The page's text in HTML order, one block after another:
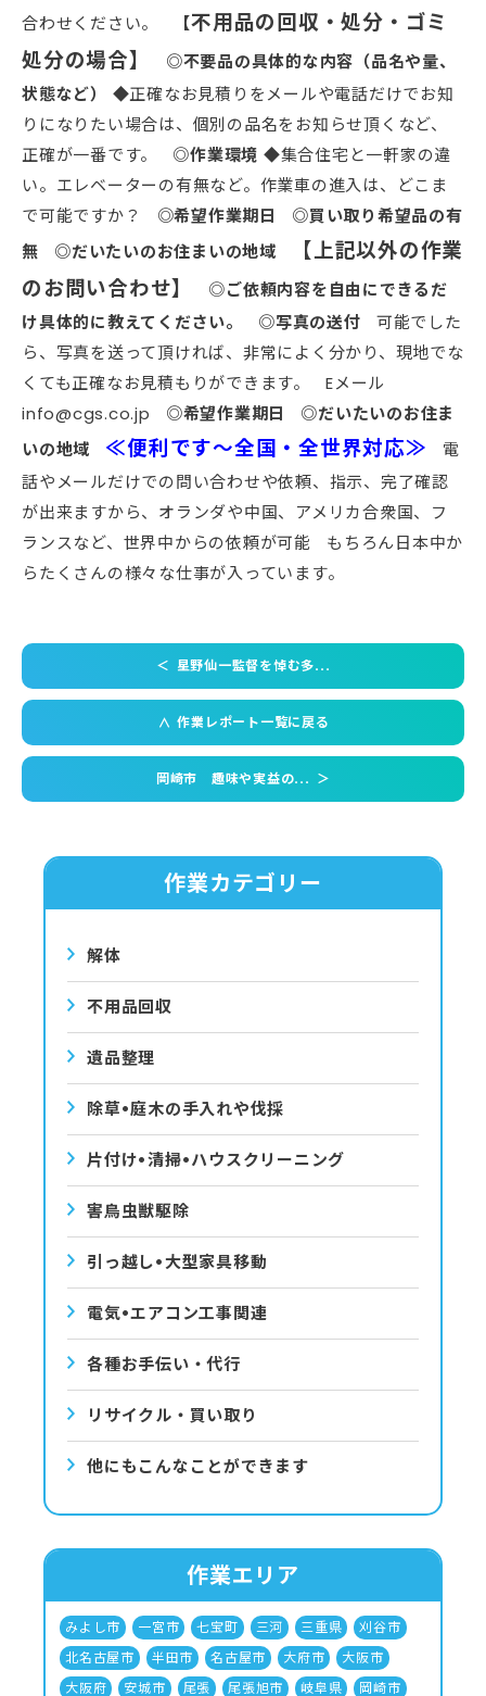
合わせください。
【不用品の回収・処分・ゴミ
処分の場合】
◎不要品の具体的な内容（品名や量、
状態など）
◆正確なお見積りをメールや電話だけでお知
りになりたい場合は、個別の品名をお知らせ頂くなど、
正確が一番です。 ◎作業環境 ◆集合住宅と一軒家の違
い。エレベーターの有無など。作業車の進入は、どこま
で可能ですか？ ◎希望作業期日
◎買い取り希望品の有
無
◎だいたいのお住まいの地域
【上記以外の作業
のお問い合わせ】
◎ご依頼内容を自由にできるだ
け具体的に教えてください。
◎写真の送付 可能でした
ら、写真を送って頂ければ、非常によく分かり、現地でな
くても正確なお見積もりができます。 Eメール
info@cgs.co.jp ◎希望作業期日
◎だいたいのお住ま
いの地域
≪便利です～全国・全世界対応≫ 電
話やメールだけでの問い合わせや依頼、指示、完了確認
が出来ますから、オランダや中国、アメリカ合衆国、フ
ランスなど、世界中からの依頼が可能 もちろん日本中か
らたくさんの様々な仕事が入っています。
＜ 星野仙一監督を悼む多...
＜ 作業レポート一覧に戻る
岡崎市 趣味や実益の... ＞
作業カテゴリー
解体
不用品回収
遺品整理
除草•庭⽊の⼿⼊れや伐採
⽚付け•清掃•ハウスクリーニング
害⿃⾍獣駆除
引っ越し•⼤型家具移動
電気•エアコン⼯事関連
各種お手伝い・代行
リサイクル・買い取り
他にもこんなことができます
作業エリア
みよし市 一宮市 七宝町 三河 三重県
刈谷市
北名古屋市
半田市 名古屋市 大府市
大阪市
大阪府
安城市 尾張 尾張旭市 岐阜県 岡崎市